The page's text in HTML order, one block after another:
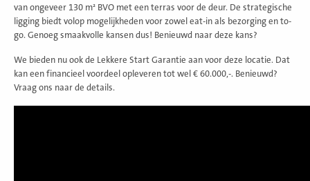
van ongeveer 130 m² BVO met een terras voor de deur. De strategische
ligging biedt volop mogelijkheden voor zowel eat-in als bezorging en to-
go. Genoeg smaakvolle kansen dus! Benieuwd naar deze kans?
We bieden nu ook de Lekkere Start Garantie aan voor deze locatie. Dat
kan een financieel voordeel opleveren tot wel € 60.000,-. Benieuwd?
Vraag ons naar de details.